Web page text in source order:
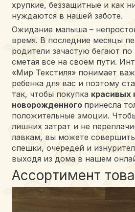
хрупкие, беззащитные и как
нуждаются в нашей заботе.
Ожидание малыша –
время. В последние месяцы
родители зачастую бегают по
сметая все на своем пути.
«Мир Текстиля» понимает
ребенка для вас и поэтому
так, чтобы покупка красивых
новорожденного принесла
положительные эмоции.
лишних затрат и не
лавкам, вы можете совершить
спешки, очередей и
выходя из дома в нашем
Ассортимент